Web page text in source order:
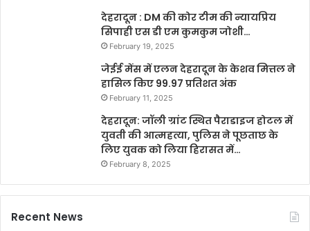
देहरादून : DM की कोर टीम की न्यायप्रिय
सिपाही एस डी एम कुमकुम जोशी…
February 19, 2025
जेईई मेंस में एलन देहरादून के केशव मित्तल ने
हासिल किए 99.97 प्रतिशत अंक
February 11, 2025
देहरादून: जॉली ग्रांट स्थित पैराडाइज होटल में
युवती की आत्महत्या, पुलिस ने पूछताछ के
लिए युवक को लिया हिरासत में…
February 8, 2025
Recent News